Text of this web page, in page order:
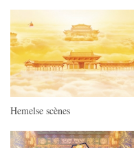
Hemelse scènes